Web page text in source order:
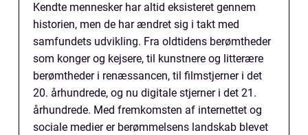
Kendte mennesker har altid eksisteret gennem
historien, men de har ændret sig i takt med
samfundets udvikling. Fra oldtidens berømtheder
som konger og kejsere, til kunstnere og litterære
berømtheder i renæssancen, til filmstjerner i det
20. århundrede, og nu digitale stjerner i det 21.
århundrede. Med fremkomsten af internettet og
sociale medier er berømmelsens landskab blevet